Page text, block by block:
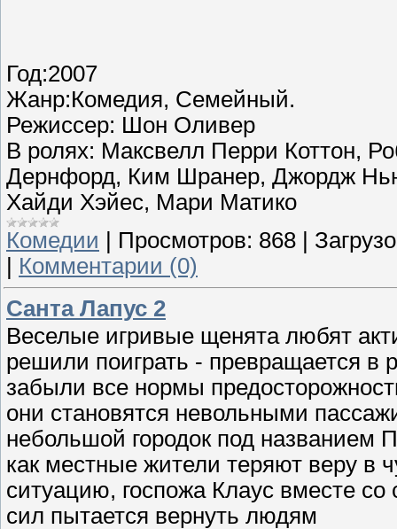
Год:2007
Жанр:Комедия, Семейный.
Режиссер: Шон Оливер
В ролях: Максвелл Перри Коттон,
Дернфорд, Ким Шранер, Джордж
Хайди Хэйес, Мари Матико
Комедии
Просмотров: 868
Комментарии (0)
Санта Лапус 2
Веселые игривые щенята любят
решили поиграть - превращается в
забыли все нормы
они становятся невольными
небольшой городок под названием
как местные жители теряют веру в
ситуацию, госпожа Клаус вместе
сил пытается вернуть людям